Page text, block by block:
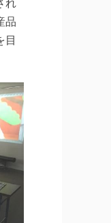
れ
品
目
地域
校,